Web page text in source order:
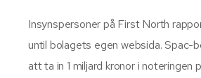
Insynspersoner på First North
until bolagets egen websida. Spac-
att ta in 1 miljard kronor i noteringen